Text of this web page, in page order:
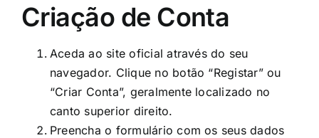
Criação de Conta
Aceda ao site oficial através do seu
navegador. Clique no botão “Registar” ou
“Criar Conta”, geralmente localizado no
canto superior direito.
Preencha o formulário com os seus dados